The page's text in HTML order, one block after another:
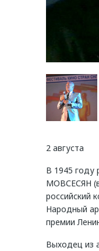
2 августа
В 1945 году
МОВСЕСЯН (в
российский
Народный
премии
Выходец из